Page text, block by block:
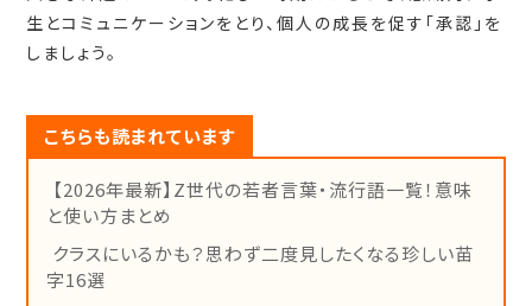
生とコミュニケーションをとり、個人の成長を促す「承認」を
しましょう。
こちらも読まれています
【2026年最新】Z世代の若者言葉・流行語一覧！意味
と使い方まとめ
クラスにいるかも？思わず二度見したくなる珍しい苗
字16選